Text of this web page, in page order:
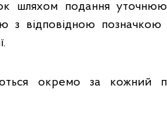
шляхом подання
з відповідною позначкою
окремо за кожний